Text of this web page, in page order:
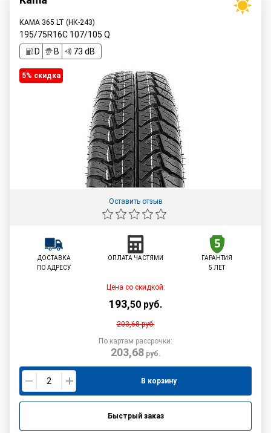
КАМА 365 LT (НК-243)
195/75R16C 107/105 Q
D
B 73 dB
5% cкидка
Оставить отзыв
ДОСТАВКА
ПО АДРЕСУ
ОПЛАТА ЧАСТЯМИ
ГАРАНТИЯ
5 ЛЕТ
Цена со скидкой:
193,50 руб.
203,68руб.
По картам рассрочки:
203,68руб.
В корзину
Быстрый заказ